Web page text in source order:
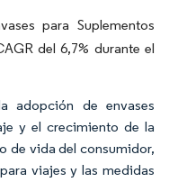
para Suplementos
del 6,7% durante el
adopción de envases
y el crecimiento de la
de vida del consumidor,
viajes y las medidas